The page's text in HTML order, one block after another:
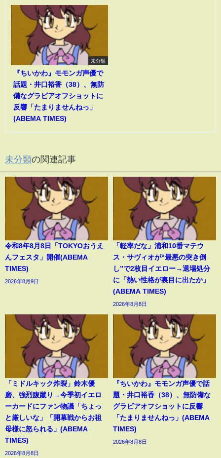
未分類
『ちいかわ』モモンガ声優で
話題・井口裕香（38）、無防
備なグラビアオフショットに
反響「たまりませんねっ」
(ABEMA TIMES)
未分類の関連記事
令和8年8月8日「TOKYOおうえ
んフェスタ」開催(ABEMA
TIMES)
2026年8月9日
「軽率だな」浦和10番マテウ
ス・サヴィオが“最悪の突き倒
し”で2枚目イエロー→退場処分
に「熱い性格が裏目に出たか」
(ABEMA TIMES)
2026年8月8日
「ミドルキック炸裂」鈴木優
磨、強烈腹蹴り→今季初イエロ
ーカードにファン物議「ちょっ
と厳しいな」「開幕戦からお祖
母様に怒られる」(ABEMA
TIMES)
2026年8月8日
『ちいかわ』モモンガ声優で話
題・井口裕香（38）、無防備な
グラビアオフショットに反響
「たまりませんねっ」(ABEMA
TIMES)
2026年8月8日